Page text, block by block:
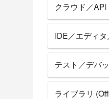
クラウド／API
IDE／エディ
テスト／デバ
ライブラリ